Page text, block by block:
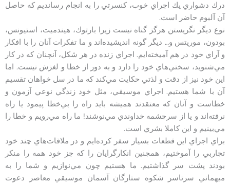
درك دشواري يك اجراي خوب، كنسرتي را به انجام رسانديم كه حاصل
آن آلبوم حاضر است.
نوع ديگر نگريستن هرگز گناه نيست زيرا بارتوك، هيندميت، استيونس،
بودون، موريتس و… ديگر گونه انديشيده‌اند و ما تفكرات آنان را با افكار
و آراي خود در هم آميخته‌ايم. اجراي زنده در هر شكل، آنچنان كه در كار
مي‌شنويد، سختي‌هاي خود را دارد و به دور از خطا و لغزش نيست. اما
اين خود نيز از دقت و لذتي حكايت مي‌كند كه ما در سل خواهان تقسيم
آن با شما هستيم. اجراي موسيقي، مثل خود زندگي نوعي آزمون و
خطاست و آنان كه معتقدند هميشه بايد راه را بي‌خطا پيمود يا راه
نرفته‌اند و يا از سرچشمه خداوندي مي‌نوشند! ما راه مي‌رويم و خطا را
مي‌بينيم و اين كاملا بشري است‌.
براي اجراي اين قطعات بسيار سفر كرده‌ايم و در ملاقات‌هاي چند خود
تجاربي را آموختيم، همچنين انكارگرايان را كه جز خود همه را منكر
بودند پشت سر گذاشتيم. ما هستيم چون مي‌نوازيم و شما را به
ميهماني سرتاسر شكوه ستارگان آسمان موسيقي معاصر دعوت